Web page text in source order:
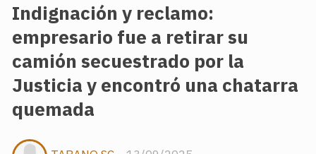
Indignación y reclamo:
empresario fue a retirar su
camión secuestrado por la
Justicia y encontró una chatarra
quemada